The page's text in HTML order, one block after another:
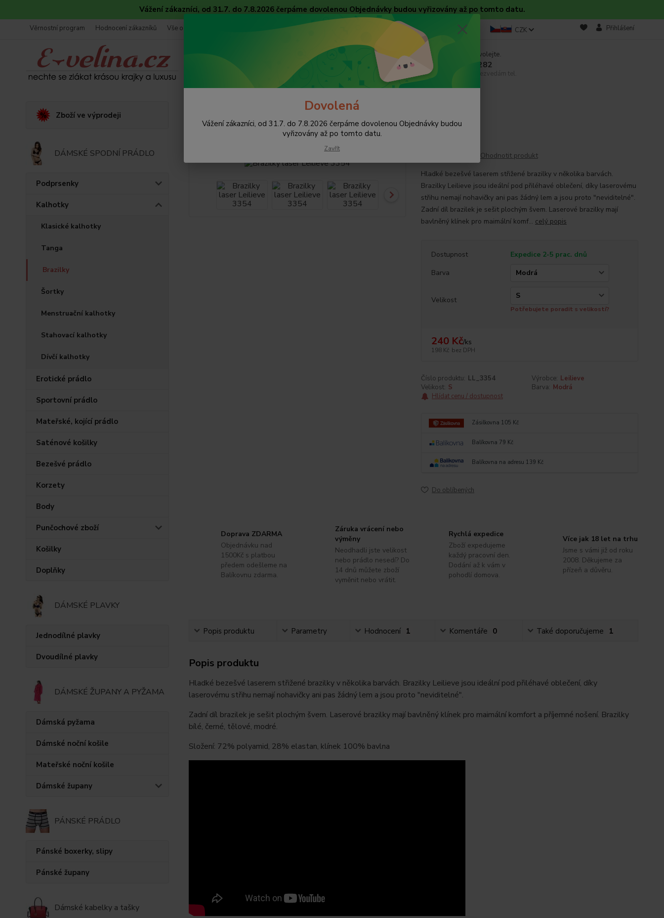
Vážení zákazníci, od 31.7. do 7.8.2026 čerpáme dovolenou Objednávky budou vyřizovány až po tomto datu.
Věrnostní program Hodnocení zákazníků Vše o nákupu Obchodní podmínky Tabulky velikostí Ochrana osobních údajů Blog CZK Přihlášení
Hledat
Nevíte si rady? Zavolejte.
+420 608 754 282
pište email, pokud nezvedám tel.
Zboží ve výprodeji
DÁMSKÉ SPODNÍ PRÁDLO
Podprsenky
Kalhotky
Klasické kalhotky
Tanga
Brazilky
Šortky
Menstruační kalhotky
Stahovací kalhotky
Dívčí kalhotky
Erotické prádlo
Sportovní prádlo
Mateřské, kojící prádlo
Saténové košilky
Bezešvé prádlo
Korzety
Body
Punčochové zboží
Košilky
Doplňky
DÁMSKÉ PLAVKY
Jednodílné plavky
Dvoudílné plavky
DÁMSKÉ ŽUPANY A PYŽAMA
Dámská pyžama
Dámské noční košile
Mateřské noční košile
Dámské župany
PÁNSKÉ PRÁDLO
Pánské boxerky, slipy
Pánské župany
Dámské kabelky a tašky
Brazilky laser Leilieve 3354
Brazilky laser Leilieve 3354
Ohodnotit produkt
Hladké bezešvé laserem střižené brazilky v několika barvách.
Brazilky Leilieve jsou ideální pod přiléhavé oblečení, díky laserovému
střihu nemají nohavičky ani pas žádný lem a jsou proto "neviditelné".
Zadní díl brazilek je sešit plochým švem. Laserové brazilky mají
bavlněný klínek pro maimální komf... celý popis
Dostupnost
Expedice 2-5 prac. dnů
Barva
Velikost
Potřebujete poradit s velikostí?
240 Kč/ks
198 Kč bez DPH
Číslo produktu: LL_3354 Výrobce: Leilieve
Velikost: S Barva: Modrá
Hlídat cenu / dostupnost
Zásilkovna 105 Kč
Balíkovna 79 Kč
Balíkovna na adresu 139 Kč
Do oblíbených
Doprava ZDARMA
Objednávku nad
1500Kč s platbou
předem odešleme na
Balíkovnu zdarma.
Záruka vrácení nebo
výměny
Neodhadli jste velikost
nebo prádlo nesedí? Do
14 dnů můžete zboží
vyměnit nebo vrátit.
Rychlá expedice
Zboží expedujeme
každý pracovní den.
Dodání až k vám v
pohodlí domova.
Více jak 18 let na trhu
Jsme s vámi již od roku
2008. Děkujeme za
přízeň a důvěru.
Popis produktu Parametry Hodnocení 1 Komentáře 0 Také doporučujeme 1
Popis produktu
Hladké bezešvé laserem střižené brazilky v několika barvách. Brazilky Leilieve jsou ideální pod přiléhavé oblečení, díky
laserovému střihu nemají nohavičky ani pas žádný lem a jsou proto "neviditelné".
Zadní díl brazilek je sešit plochým švem. Laserové brazilky mají bavlněný klínek pro maimální komfort a příjemné nošení. Brazilky
bílé, černé, tělové, modré.
Složení: 72% polyamid, 28% elastan, klínek 100% bavlna
Dovolená
Vážení zákazníci, od 31.7. do 7.8.2026 čerpáme dovolenou Objednávky budou
vyřizovány až po tomto datu.
Zavřít